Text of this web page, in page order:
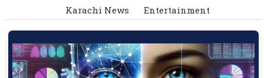
Karachi News
Entertainment